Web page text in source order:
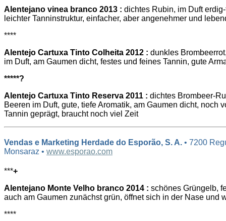
Alentejano vinea branco 2013 : dichtes Rubin, im Duft
leichter Tanninstruktur, einfacher, aber angenehmer und
****
Alentejo Cartuxa Tinto Colheita 2012 : dunkles
im Duft, am Gaumen dicht, festes und feines Tannin, gute
*****?
Alentejo Cartuxa Tinto Reserva 2011 : dichtes Brombeer-
Beeren im Duft, gute, tiefe Aromatik, am Gaumen dicht, noch
Tannin geprägt, braucht noch viel Zeit
Vendas e Marketing Herdade do Esporão, S. A. • 7200
Monsaraz • www.esporao.com
***+
Alentejano Monte Velho branco 2014 : schönes Grüngelb,
auch am Gaumen zunächst grün, öffnet sich in der Nase und
****